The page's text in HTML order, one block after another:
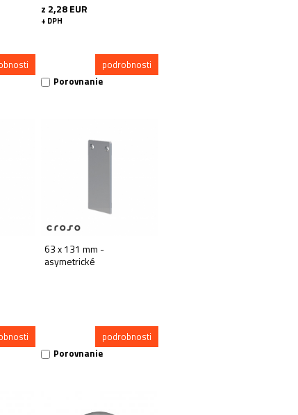
z 2,28 EUR
+ DPH
podrobnosti
Porovnanie
63 x 131 mm -
asymetrické
podrobnosti
Porovnanie